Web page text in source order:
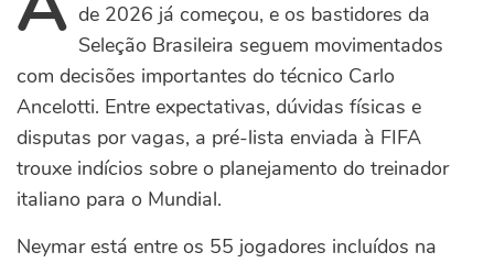
de 2026 já começou, e os bastidores da
Seleção Brasileira seguem movimentados
com decisões importantes do técnico Carlo
Ancelotti. Entre expectativas, dúvidas físicas e
disputas por vagas, a pré-lista enviada à FIFA
trouxe indícios sobre o planejamento do treinador
italiano para o Mundial.
Neymar está entre os 55 jogadores incluídos na